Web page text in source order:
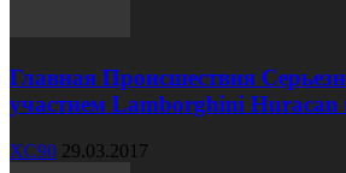
Главная Происшествия
участием Lamborghini
XC90 29.03.2017